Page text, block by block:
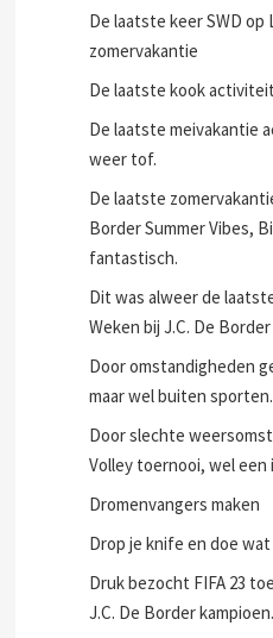
De laatste keer SWD op
zomervakantie
De laatste kook
De laatste meivakantie
weer tof.
De laatste
Border Summer Vibes,
fantastisch.
Dit was alweer de
Weken bij J.C. De Border
Door omstandigheden
maar wel buiten sporten.
Door slechte
Volley toernooi, wel een
Dromenvangers maken
Drop je knife en doe
Druk bezocht FIFA 23
J.C. De Border kampioen.